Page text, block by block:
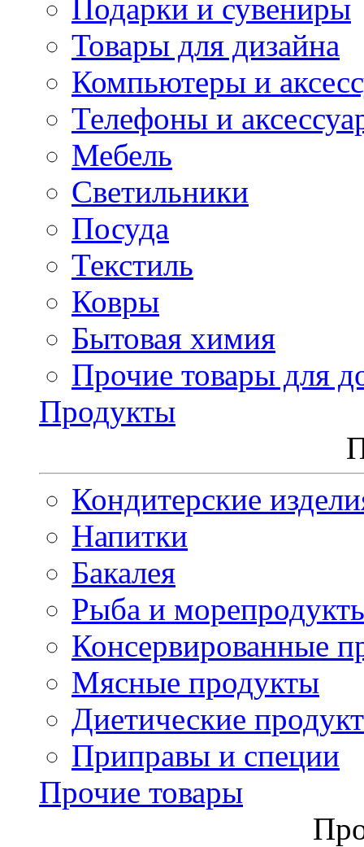
Подарки и сувениры
Товары для дизайна
Компьютеры и
Телефоны и
Мебель
Светильники
Посуда
Текстиль
Ковры
Бытовая химия
Прочие товары для
Продукты
Кондитерские
Напитки
Бакалея
Рыба и
Консервированные
Мясные продукты
Диетические
Приправы и специи
Прочие товары